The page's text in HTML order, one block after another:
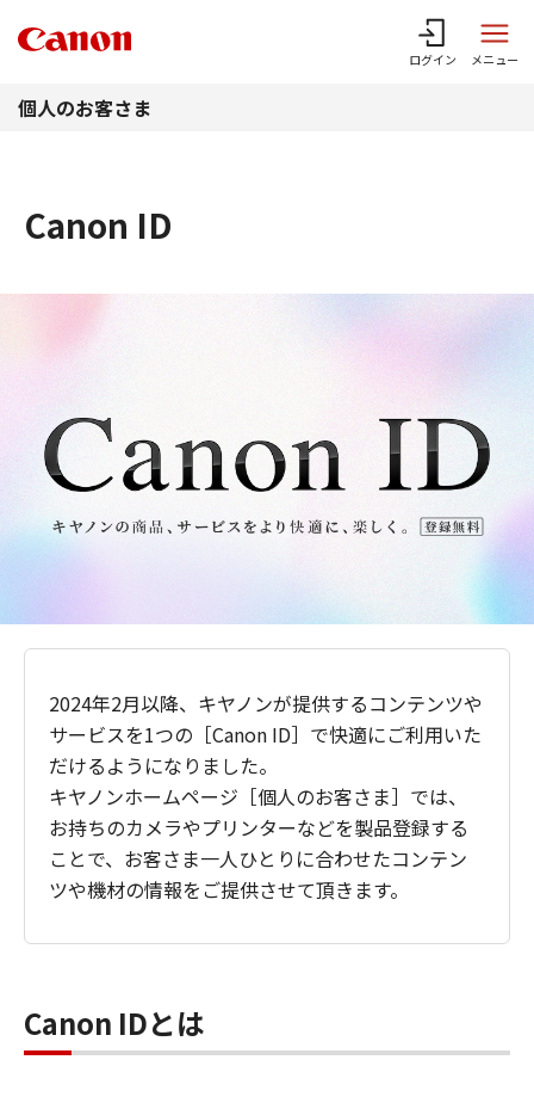
ログイン メニュー
個人のお客さま
Canon ID
2024年2月以降、キヤノンが提供するコンテンツや
サービスを1つの［Canon ID］で快適にご利用いた
だけるようになりました。
キヤノンホームページ［個人のお客さま］では、
お持ちのカメラやプリンターなどを製品登録する
ことで、お客さま一人ひとりに合わせたコンテン
ツや機材の情報をご提供させて頂きます。
Canon IDとは